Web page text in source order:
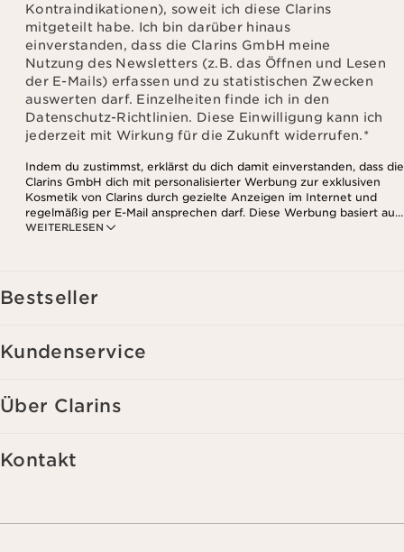
Kontraindikationen), soweit ich diese Clarins
mitgeteilt habe. Ich bin darüber hinaus
einverstanden, dass die Clarins GmbH meine
Nutzung des Newsletters (z.B. das Öffnen und Lesen
der E-Mails) erfassen und zu statistischen Zwecken
auswerten darf. Einzelheiten finde ich in den
Datenschutz-Richtlinien. Diese Einwilligung kann ich
jederzeit mit Wirkung für die Zukunft widerrufen.*
WEITERLESEN
Indem du zustimmst, erklärst du dich damit einverstanden, dass die
Clarins GmbH dich mit personalisierter Werbung zur exklusiven
Kosmetik von Clarins durch gezielte Anzeigen im Internet und
regelmäßig per E-Mail ansprechen darf. Diese Werbung basiert auf
den Daten, die bei deinem Kontakt mit Clarins anfallen,
dein Nutzungsverhalten im Zusammenhang mit dem Newsletter
(z.B. das Öffnen und Lesen der E-Mails) erfassen und zu
kannst du jederzeit mit Wirkung für die Zukunft widerrufen.
Bestseller
Kundenservice
Über Clarins
Kontakt